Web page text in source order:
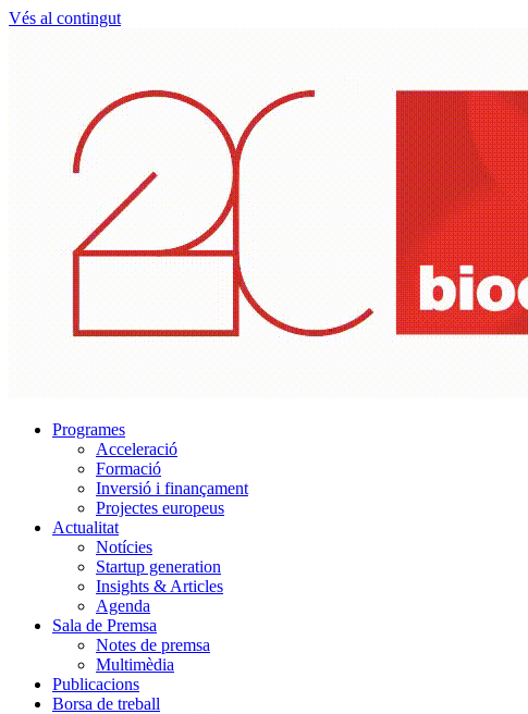
Vés al contingut
Programes
Acceleració
Formació
Inversió i finançament
Projectes europeus
Actualitat
Notícies
Startup generation
Insights & Articles
Agenda
Sala de Premsa
Notes de premsa
Multimèdia
Publicacions
Borsa de treball